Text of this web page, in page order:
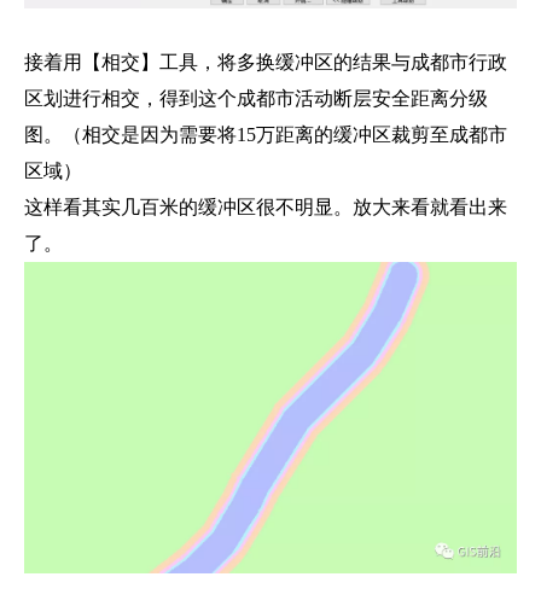
接着用【相交】工具，将多换缓冲区的结果与成都市行政
区划进行相交，得到这个成都市活动断层安全距离分级
图。（相交是因为需要将15万距离的缓冲区裁剪至成都市
区域）
这样看其实几百米的缓冲区很不明显。放大来看就看出来
了。